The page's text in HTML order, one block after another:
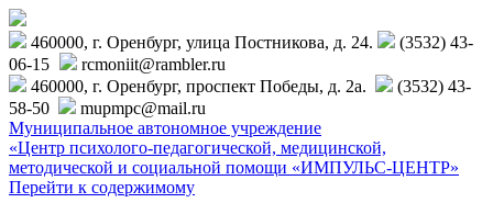
460000, г. Оренбург, улица Постникова, д. 24.
(3532) 43-
06-15
rcmoniit@rambler.ru
460000, г. Оренбург, проспект Победы, д. 2а.
(3532) 43-
58-50
mupmpc@mail.ru
Муниципальное автономное учреждение
«Центр психолого-педагогической, медицинской,
методической и социальной помощи «ИМПУЛЬС-ЦЕНТР»
Перейти к содержимому